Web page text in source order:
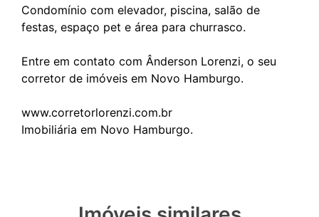
Condomínio com elevador, piscina, salão de
festas, espaço pet e área para churrasco.
Entre em contato com Ânderson Lorenzi, o seu
corretor de imóveis em Novo Hamburgo.
www.corretorlorenzi.com.br